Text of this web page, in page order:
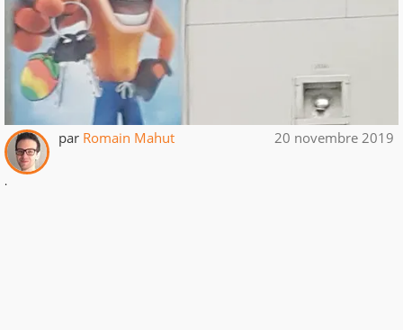
par Romain Mahut 20 novembre 2019
.